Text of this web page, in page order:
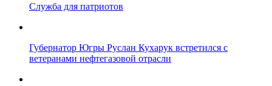
Служба для патриотов
Губернатор Югры Руслан Кухарук встретился с
ветеранами нефтегазовой отрасли